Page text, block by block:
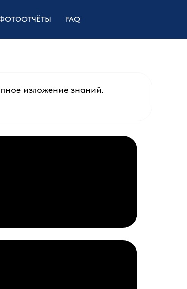
FAQ
изложение знаний.